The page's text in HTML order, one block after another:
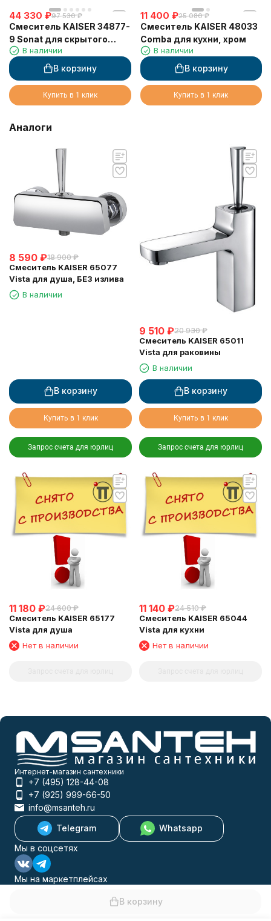
В корзину
44 330 ₽97 530 ₽
Смеситель KAISER 34877-
9 Sonat для скрытого
монтажа
В наличии
В корзину
Купить в 1 клик
11 400 ₽25 080 ₽
Смеситель KAISER 48033
Comba для кухни, хром
В наличии
В корзину
Купить в 1 клик
Аналоги
8 590 ₽18 900 ₽
Смеситель KAISER 65077
Vista для душа, БЕЗ излива
В наличии
В корзину
Купить в 1 клик
Запрос счета для юрлиц
9 510 ₽20 930 ₽
Смеситель KAISER 65011
Vista для раковины
В наличии
В корзину
Купить в 1 клик
Запрос счета для юрлиц
11 180 ₽24 600 ₽
Смеситель KAISER 65177
Vista для душа
Нет в наличии
11 140 ₽24 510 ₽
Смеситель KAISER 65044
Vista для кухни
Нет в наличии
Интернет-магазин сантехники
+7 (495) 128-44-08
+7 (925) 999-66-50
info@msanteh.ru
Telegram
Whatsapp
Мы в соцсетях
Мы на маркетплейсах